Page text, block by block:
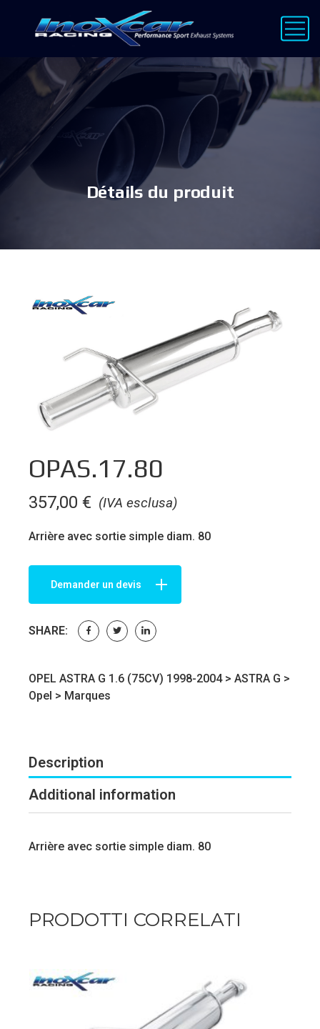
Détails du produit
OPAS.17.80
(IVA esclusa)
357,00 €
Arrière avec sortie simple diam. 80
Demander un devis
SHARE:
OPEL ASTRA G 1.6 (75CV) 1998-2004 > ASTRA G >
Opel > Marques
Description
Additional information
Arrière avec sortie simple diam. 80
PRODOTTI CORRELATI